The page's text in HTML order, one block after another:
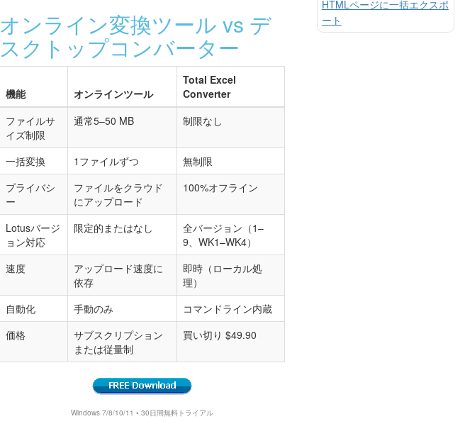
オンライン変換ツール vs デ
スクトップコンバーター
機能 オンラインツール
Total Excel
Converter
ファイルサ
イズ制限
通常5–50 MB 制限なし
一括変換 1ファイルずつ
無制限
プライバシ
ー
ファイルをクラウド
にアップロード
100%オフライン
Lotusバージ
ョン対応
限定的またはなし
全バージョン（1–
9、WK1–WK4）
速度
アップロード速度に
依存
即時（ローカル処
理）
自動化
手動のみ
コマンドライン内蔵
価格
サブスクリプション
または従量制
買い切り $49.90
Windows 7/8/10/11 • 30日間無料トライアル
HTMLページに一括エクスポ
ート